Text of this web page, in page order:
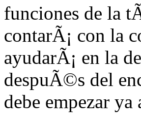
funciones de la
contarÃ¡ con la
ayudarÃ¡ en la
despuÃ©s del
debe empezar ya